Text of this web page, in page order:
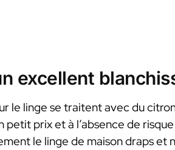
excellent
le linge se traitent avec du
petit prix et à l’absence de
le linge de maison draps et